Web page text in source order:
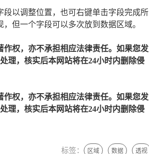
以调整位置，也可右键单击字段完成所
但一个字段可以多次放到数据区域。
权，亦不承担相应法律责任。如果您发
理，核实后本网站将在24小时内删除侵
权，亦不承担相应法律责任。如果您发
理，核实后本网站将在24小时内删除侵
标签： 区域 数据 透视